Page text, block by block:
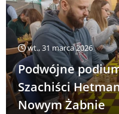
wt., 31 marca 2026
Podwójne
Szachiści
Nowym Żabnie